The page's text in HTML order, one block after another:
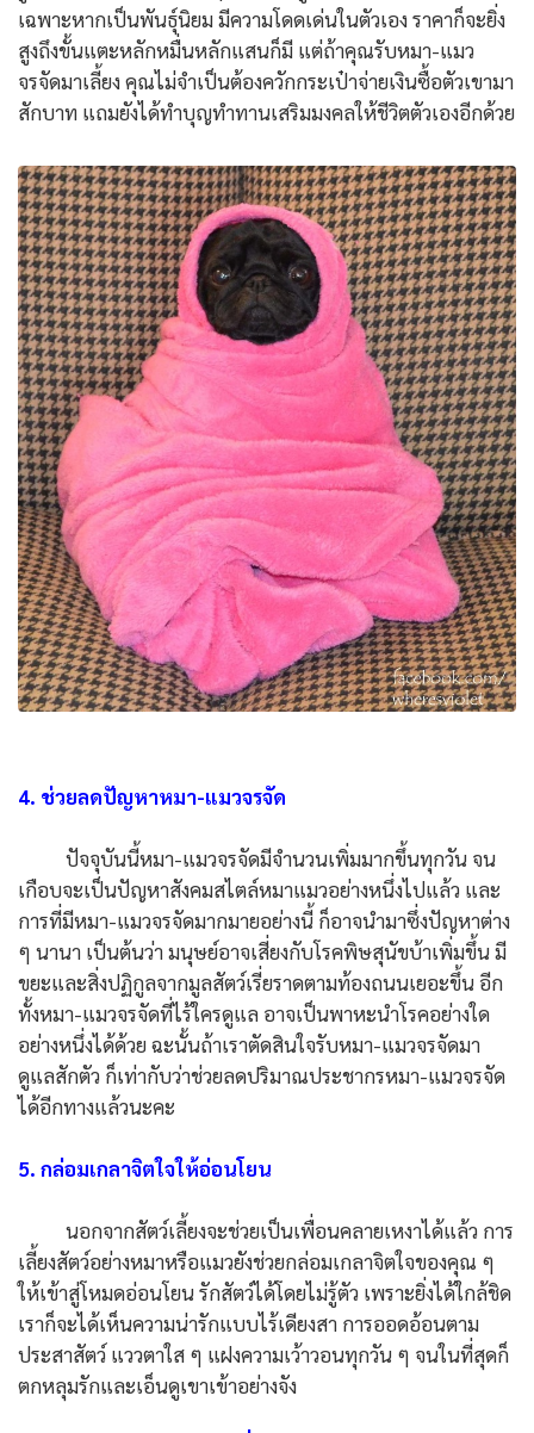
เฉพาะหากเป็นพันธุ์นิยม มีความโดดเด่นในตัวเอง ราคาก็จะยิ่ง
สูงถึงขั้นแตะหลักหมื่นหลักแสนก็มี แต่ถ้าคุณรับหมา-แมว
จรจัดมาเลี้ยง คุณไม่จำเป็นต้องควักกระเป๋าจ่ายเงินซื้อตัวเขามา
สักบาท แถมยังได้ทำบุญทำทานเสริมมงคลให้ชีวิตตัวเองอีกด้วย
4. ช่วยลดปัญหาหมา-แมวจรจัด
ปัจจุบันนี้หมา-แมวจรจัดมีจำนวนเพิ่มมากขึ้นทุกวัน จน
เกือบจะเป็นปัญหาสังคมสไตล์หมาแมวอย่างหนึ่งไปแล้ว และ
การที่มีหมา-แมวจรจัดมากมายอย่างนี้ ก็อาจนำมาซึ่งปัญหาต่าง
ๆ นานา เป็นต้นว่า มนุษย์อาจเสี่ยงกับโรคพิษสุนัขบ้าเพิ่มขึ้น มี
ขยะและสิ่งปฏิกูลจากมูลสัตว์เรี่ยราดตามท้องถนนเยอะขึ้น อีก
ทั้งหมา-แมวจรจัดที่ไร้ใครดูแล อาจเป็นพาหะนำโรคอย่างใด
อย่างหนึ่งได้ด้วย ฉะนั้นถ้าเราตัดสินใจรับหมา-แมวจรจัดมา
ดูแลสักตัว ก็เท่ากับว่าช่วยลดปริมาณประชากรหมา-แมวจรจัด
ได้อีกทางแล้วนะคะ
5. กล่อมเกลาจิตใจให้อ่อนโยน
นอกจากสัตว์เลี้ยงจะช่วยเป็นเพื่อนคลายเหงาได้แล้ว การ
เลี้ยงสัตว์อย่างหมาหรือแมวยังช่วยกล่อมเกลาจิตใจของคุณ ๆ
ให้เข้าสู่โหมดอ่อนโยน รักสัตว์ได้โดยไม่รู้ตัว เพราะยิ่งได้ใกล้ชิด
เราก็จะได้เห็นความน่ารักแบบไร้เดียงสา การออดอ้อนตาม
ประสาสัตว์ แววตาใส ๆ แฝงความเว้าวอนทุกวัน ๆ จนในที่สุดก็
ตกหลุมรักและเอ็นดูเขาเข้าอย่างจัง